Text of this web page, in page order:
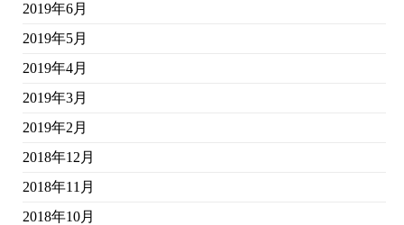
2019年6月
2019年5月
2019年4月
2019年3月
2019年2月
2018年12月
2018年11月
2018年10月